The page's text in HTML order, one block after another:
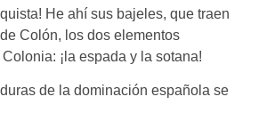
He ahí sus bajeles, que traen
Colón, los dos elementos
¡la espada y la sotana!
de la dominación española se